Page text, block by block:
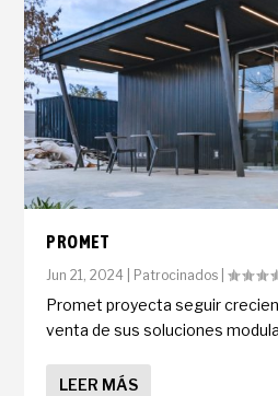
PROMET
Jun 21, 2024 Patrocinados |
Promet proyecta seguir
venta de sus soluciones
LEER MÁS